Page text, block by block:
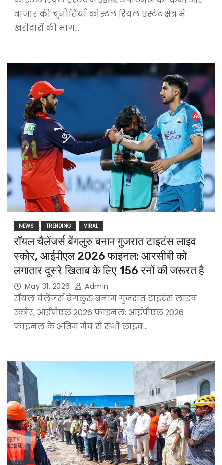
बाजार की चुनौतियाँ कोस्टल रियल एस्टेट क्षेत्र में
खरीदारों की मांग…
NEWS TRENDING VIRAL
रॉयल चैलेंजर्स बेंगलुरु बनाम गुजरात टाइटंस लाइव
स्कोर, आईपीएल 2026 फाइनल: आरसीबी को
लगातार दूसरे खिताब के लिए 156 रनों की जरूरत है
May 31, 2026 Admin
रॉयल चैलेंजर्स बेंगलुरु बनाम गुजरात टाइटंस लाइव
स्कोर, आईपीएल 2026 फाइनल: आईपीएल 2026
फाइनल के अंतिम मैच से सभी लाइव…